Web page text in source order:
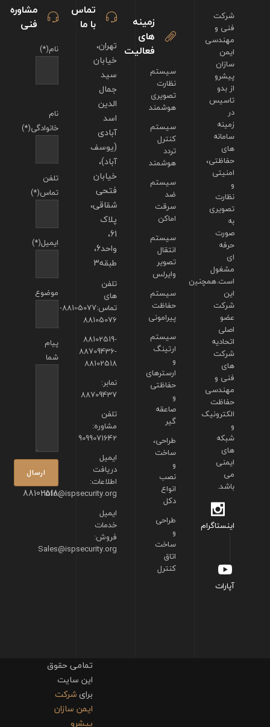
مشاوره
فنی
نام(*)
نام
خانوادگی(*)
تلفن
تماس(*)
ایمیل(*)
موضوع
پیام
شما
88102518
تماس
با ما
تهران،
خیابان
سید
جمال
الدین
اسد
آبادی
(یوسف
آباد)،
خیابان
فتحی
شقاقی،
پلاک
61،
واحد6،
طبقه3
تلفن
های
تماس:88105077-
88105076
88102519-
88709436-
88102518
نمابر:
88709437
تلفن
مشاوره:
9099071642
ایمیل
دریافت
اطلاعات:
info@ispsecurity.org
ایمیل
خدمات
فروش:
Sales@ispsecurity.org
زمینه
های
فعالیت
سیستم
نظارت
تصویری
هوشمند
سیستم
کنترل
تردد
هوشمند
سیستم
ضد
سرقت
اماکن
سیستم
انتقال
تصویر
وایرلس
سیستم
حفاظت
پیرامونی
سیستم
ارتینگ
و
ارسترهای
حفاظتی
و
صاعقه
گیر
طراحی،
ساخت
و
نصب
انواع
دکل
طراحی
و
ساخت
اتاق
کنترل
شرکت
فنی و
مهندسی
ایمن
سازان
پیشرو
از بدو
تاسیس
در
زمینه
سامانه
های
حفاظتی،
امنیتی
و
نظارت
تصویری
به
صورت
حرفه
ای
مشغول
است.همچنین
این
شرکت
عضو
اصلی
اتحادیه
شرکت
های
فنی و
مهندسی
حفاظت
الکترونیک
و
شبکه
های
ایمنی
می
باشد.
اینستاگرام
آپارات
تمامی حقوق
این سایت
برایشرکت
ایمن سازان
پیشرو